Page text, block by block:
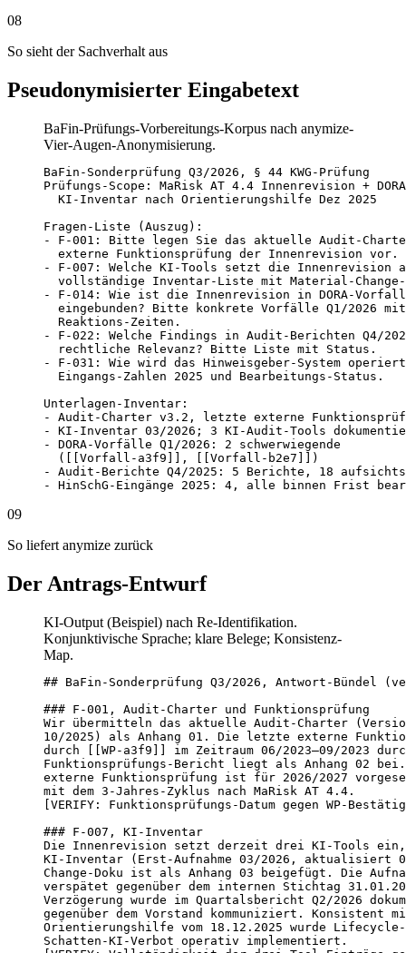
08
So sieht der Sachverhalt aus
Pseudonymisierter Eingabetext
BaFin-Prüfungs-Vorbereitungs-Korpus nach anymize-
Vier-Augen-Anonymisierung.
BaFin-Sonderprüfung Q3/2026, § 44 KWG-Prüfung
Prüfungs-Scope: MaRisk AT 4.4 Innenrevision +
  KI-Inventar nach Orientierungshilfe Dez 2025
Fragen-Liste (Auszug):
- F-001: Bitte legen Sie das aktuelle Audit-
  externe Funktionsprüfung der Innenrevision vor.
- F-007: Welche KI-Tools setzt die
vollständige Inventar-Liste mit Material-
- F-014: Wie ist die Innenrevision in DORA-
  eingebunden? Bitte konkrete Vorfälle Q1/2026 mit
  Reaktions-Zeiten.
- F-022: Welche Findings in Audit-Berichten Q4/
  rechtliche Relevanz? Bitte Liste mit Status.
- F-031: Wie wird das Hinweisgeber-System
  Eingangs-Zahlen 2025 und Bearbeitungs-Status.
Unterlagen-Inventar:
- Audit-Charter v3.2, letzte externe
- KI-Inventar 03/2026; 3 KI-Audit-Tools
- DORA-Vorfälle Q1/2026: 2 schwerwiegende
  ([[Vorfall-a3f9]], [[Vorfall-b2e7]])
- Audit-Berichte Q4/2025: 5 Berichte, 18
- HinSchG-Eingänge 2025: 4, alle binnen Frist
09
So liefert anymize zurück
Der Antrags-Entwurf
KI-Output (Beispiel) nach Re-Identifikation.
Konjunktivische Sprache; klare Belege; Konsistenz-
Map.
## BaFin-Sonderprüfung Q3/2026, Antwort-Bündel
### F-001, Audit-Charter und Funktionsprüfung
Wir übermitteln das aktuelle Audit-Charter
10/2025) als Anhang 01. Die letzte externe
durch [[WP-a3f9]] im Zeitraum 06/2023–09/2023
Funktionsprüfungs-Bericht liegt als Anhang 02
externe Funktionsprüfung ist für 2026/2027
mit dem 3-Jahres-Zyklus nach MaRisk AT 4.4.
[VERIFY: Funktionsprüfungs-Datum gegen WP-
### F-007, KI-Inventar
Die Innenrevision setzt derzeit drei KI-Tools ein,
KI-Inventar (Erst-Aufnahme 03/2026, aktualisiert
Change-Doku ist als Anhang 03 beigefügt. Die
verspätet gegenüber dem internen Stichtag
Verzögerung wurde im Quartalsbericht Q2/2026
gegenüber dem Vorstand kommuniziert. Konsistent
Orientierungshilfe vom 18.12.2025 wurde Lifecycle-
Schatten-KI-Verbot operativ implementiert.